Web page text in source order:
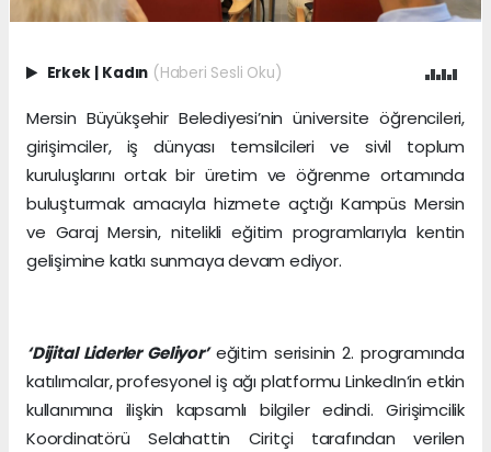
Erkek Kadın (Haberi Sesli Oku)
Mersin Büyükşehir Belediyesi’nin üniversite öğrencileri,
girişimciler, iş dünyası temsilcileri ve sivil toplum
kuruluşlarını ortak bir üretim ve öğrenme ortamında
buluşturmak amacıyla hizmete açtığı Kampüs Mersin
ve Garaj Mersin, nitelikli eğitim programlarıyla kentin
gelişimine katkı sunmaya devam ediyor.
‘Dijital Liderler Geliyor’eğitim serisinin 2. programında
katılımcılar, profesyonel iş ağı platformu LinkedIn’in etkin
kullanımına ilişkin kapsamlı bilgiler edindi. Girişimcilik
Koordinatörü Selahattin Ciritçi tarafından verilen